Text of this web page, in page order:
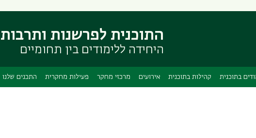
העיקרי
ניווט
ראשי
התוכנית לפרשנות ותרבות
היחידה ללימודים בין תחומיים
בתוכנית קהילות בתוכנית אירועים מרכזי מחקר פעילות מחקרית התכנים שלנו